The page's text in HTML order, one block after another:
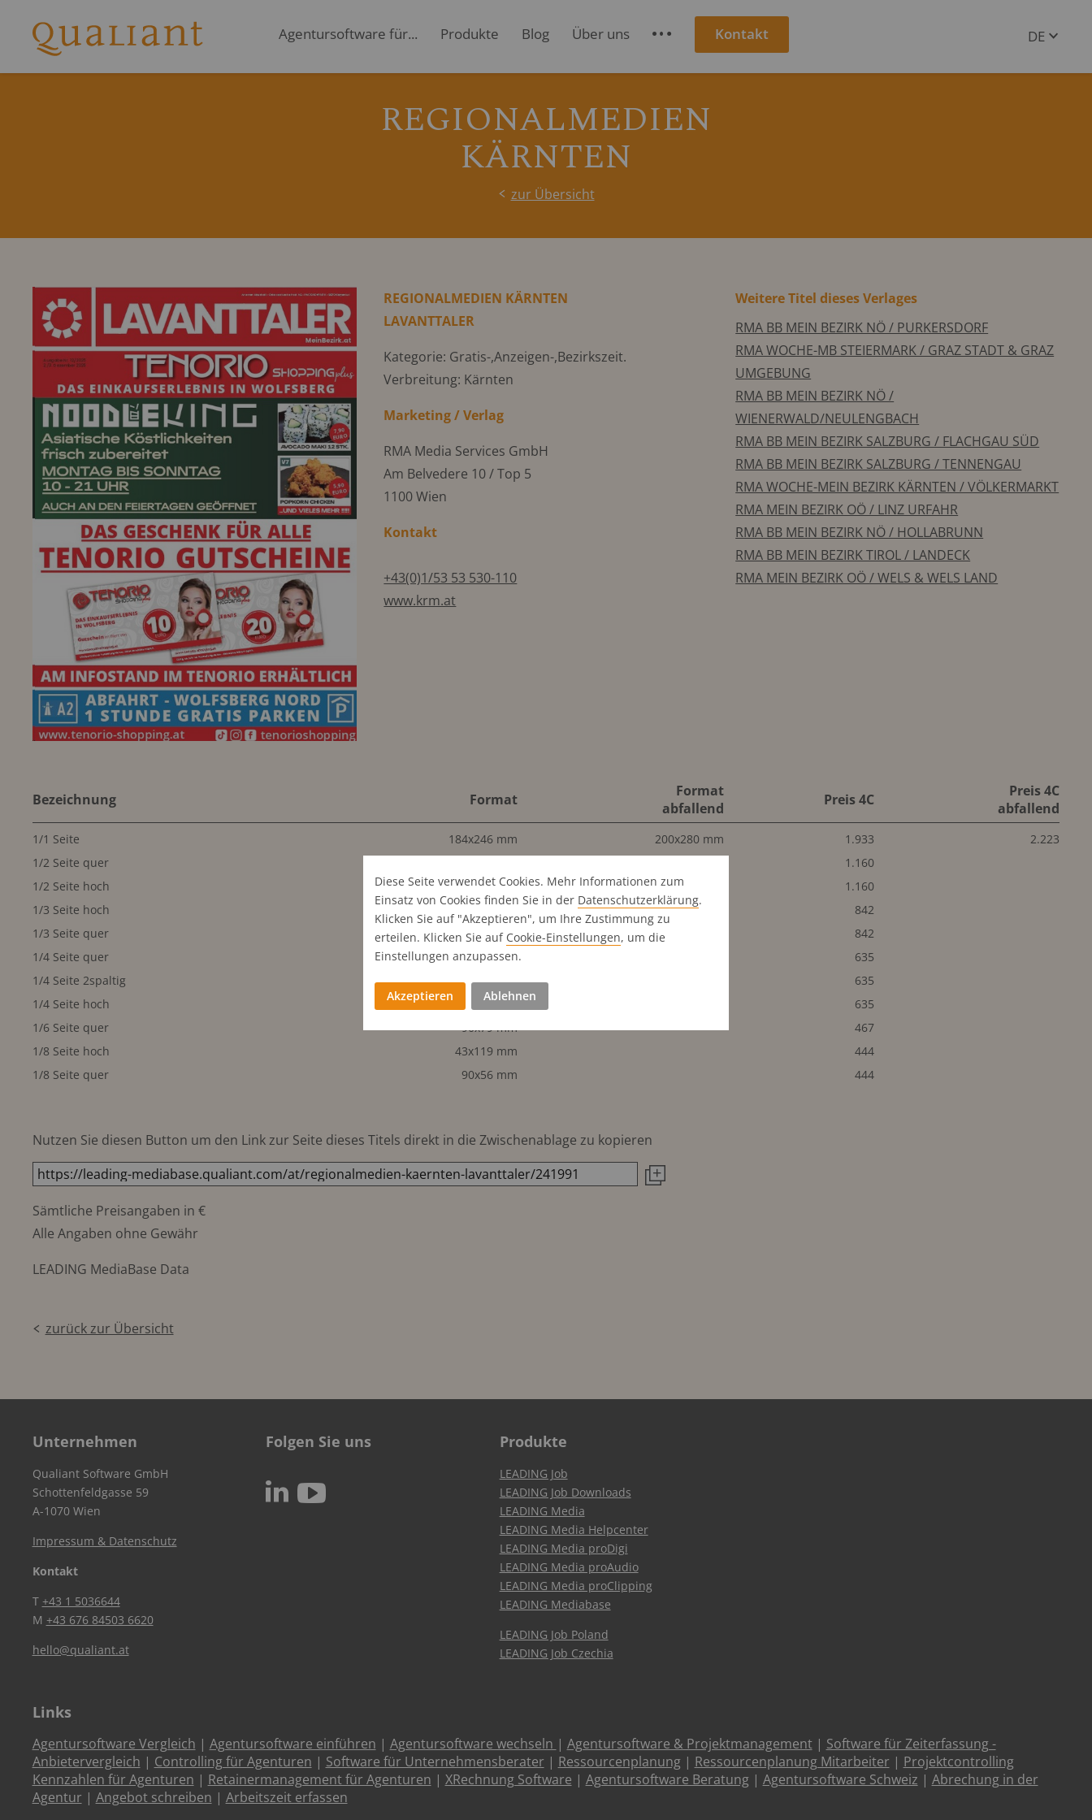
Agentursoftware für... Produkte Blog Über uns S Kontakt
DE
REGIONALMEDIEN
KÄRNTEN
zur Übersicht
REGIONALMEDIEN KÄRNTEN
LAVANTTALER
Kategorie: Gratis-,Anzeigen-,Bezirkszeit.
Verbreitung: Kärnten
Marketing / Verlag
RMA Media Services GmbH
Am Belvedere 10 / Top 5
1100 Wien
Kontakt
+43(0)1/53 53 530-110
www.krm.at
Weitere Titel dieses Verlages
RMA BB MEIN BEZIRK NÖ / PURKERSDORF
RMA WOCHE-MB STEIERMARK / GRAZ STADT & GRAZ
UMGEBUNG
RMA BB MEIN BEZIRK NÖ /
WIENERWALD/NEULENGBACH
RMA BB MEIN BEZIRK SALZBURG / FLACHGAU SÜD
RMA BB MEIN BEZIRK SALZBURG / TENNENGAU
RMA WOCHE-MEIN BEZIRK KÄRNTEN / VÖLKERMARKT
RMA MEIN BEZIRK OÖ / LINZ URFAHR
RMA BB MEIN BEZIRK NÖ / HOLLABRUNN
RMA BB MEIN BEZIRK TIROL / LANDECK
RMA MEIN BEZIRK OÖ / WELS & WELS LAND
Bezeichnung Format
Format
abfallend
Preis 4C
Preis 4C
abfallend
1/1 Seite 184x246 mm 200x280 mm 1.933
2.223
1/2 Seite quer
1.160
1/2 Seite hoch
90x246 mm
1.160
1/3 Seite hoch
842
1/3 Seite quer
184x79 mm
842
1/4 Seite quer
184x56 mm
635
1/4 Seite 2spaltig
90x119 mm
635
1/4 Seite hoch
43x246 mm
635
1/6 Seite quer
90x79 mm
467
1/8 Seite hoch
43x119 mm
444
1/8 Seite quer
90x56 mm 444
Nutzen Sie diesen Button um den Link zur Seite dieses Titels direkt in die Zwischenablage zu kopieren
Sämtliche Preisangaben in €
Alle Angaben ohne Gewähr
LEADING MediaBase Data
zurück zur Übersicht
Unternehmen
Qualiant Software GmbH
Schottenfeldgasse 59
A-1070 Wien
Impressum & Datenschutz
Kontakt
T +43 1 5036644
M +43 676 84503 6620
hello@qualiant.at
Folgen Sie uns
N c
Produkte
LEADING Job
LEADING Job Downloads
LEADING Media
LEADING Media Helpcenter
LEADING Media proDigi
LEADING Media proAudio
LEADING Media proClipping
LEADING Mediabase
LEADING Job Poland
LEADING Job Czechia
Links
Agentursoftware Vergleich | Agentursoftware einführen | Agentursoftware wechseln | Agentursoftware & Projektmanagement| Software für Zeiterfassung -
Anbietervergleich | Controlling für Agenturen | Software für Unternehmensberater | Ressourcenplanung| Ressourcenplanung Mitarbeiter | Projektcontrolling
Kennzahlen für Agenturen | Retainermanagement für Agenturen | XRechnung Software | Agentursoftware Beratung| Agentursoftware Schweiz | Abrechung in der
Agentur | Angebot schreiben | Arbeitszeit erfassen
Diese Seite verwendet Cookies. Mehr Informationen zum
Einsatz von Cookies finden Sie in der Datenschutz­erklärung.
Klicken Sie auf "Akzeptieren", um Ihre Zustimmung zu
erteilen. Klicken Sie auf Cookie-Einstellungen, um die
Einstellungen anzupassen.
Akzeptieren Ablehnen